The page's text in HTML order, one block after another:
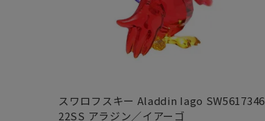
スワロフスキー Aladdin Iago SW5617346
22SS アラジン／イアーゴ